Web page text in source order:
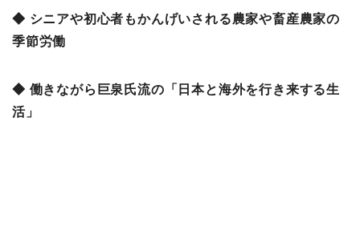
◆ シニアや初心者もかんげいされる農家や畜産農家の
季節労働
◆ 働きながら巨泉氏流の「日本と海外を行き来する生
活」